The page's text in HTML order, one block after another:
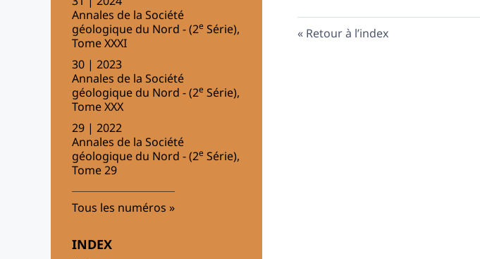
Annales de la Société
géologique du Nord - (2e Série),
Tome XXXI
30 | 2023
Annales de la Société
géologique du Nord - (2e Série),
Tome XXX
29 | 2022
Annales de la Société
géologique du Nord - (2e Série),
Tome 29
Tous les numéros
INDEX
Retour à l’index